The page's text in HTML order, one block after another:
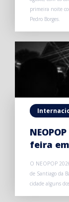
primeira noite
Pedro Borges.
feira
O NEOPOP
de Santiago da
cidade alguns